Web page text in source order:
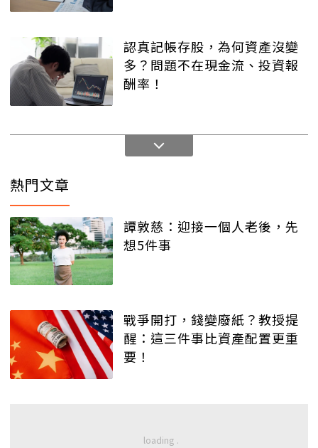
認真記帳存股，為何資產沒變
多？問題不在現金流、投資報
酬率！
熱門文章
譚敦慈：迎接一個人老後，先
想5件事
戰爭開打，錢變廢紙？教授提
醒：這三件事比資產配置更重
要！